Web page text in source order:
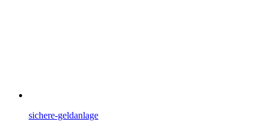
sichere-geldanlage